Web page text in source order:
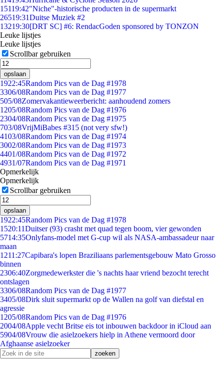
15119:42"Niche"-historische producten in de supermarkt
26519:31Duitse Muziek #2
13219:30[DRT SC] #6: RendacGoden sponsored by TONZON
Leuke lijstjes
Leuke lijstjes
Scrollbar gebruiken
opslaan
1922:45Random Pics van de Dag #1978
3306/08Random Pics van de Dag #1977
505/08Zomervakantieweerbericht: aanhoudend zomers
1205/08Random Pics van de Dag #1976
2304/08Random Pics van de Dag #1975
703/08VrijMiBabes #315 (not very sfw!)
4103/08Random Pics van de Dag #1974
3002/08Random Pics van de Dag #1973
4401/08Random Pics van de Dag #1972
4931/07Random Pics van de Dag #1971
Opmerkelijk
Opmerkelijk
Scrollbar gebruiken
opslaan
1922:45Random Pics van de Dag #1978
1520:11Duitser (93) crasht met quad tegen boom, vier gewonden
5714:35Onlyfans-model met G-cup wil als NASA-ambassadeur naar
maan
1211:27Capibara's lopen Braziliaans parlementsgebouw Mato Grosso
binnen
2306:40Zorgmedewerkster die 's nachts haar vriend bezocht terecht
ontslagen
3306/08Random Pics van de Dag #1977
3405/08Dirk sluit supermarkt op de Wallen na golf van diefstal en
agressie
1205/08Random Pics van de Dag #1976
2004/08Apple vecht Britse eis tot inbouwen backdoor in iCloud aan
5904/08Vrouw die asielzoekers hielp in Athene vermoord door
Afghaanse asielzoeker